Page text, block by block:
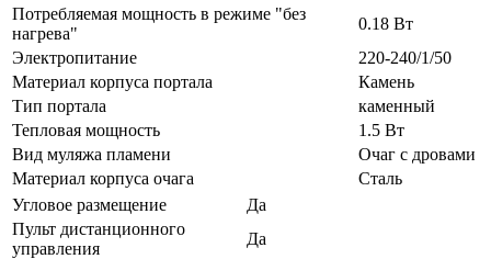
Потребляемая мощность в режиме "без
нагрева"
0.18 Вт
Электропитание
220-240/1/50
Материал корпуса портала
Камень
Тип портала
каменный
Тепловая мощность
1.5 Вт
Вид муляжа пламени
Очаг с дровами
Материал корпуса очага
Сталь
Угловое размещение
Да
Пульт дистанционного
управления
Да